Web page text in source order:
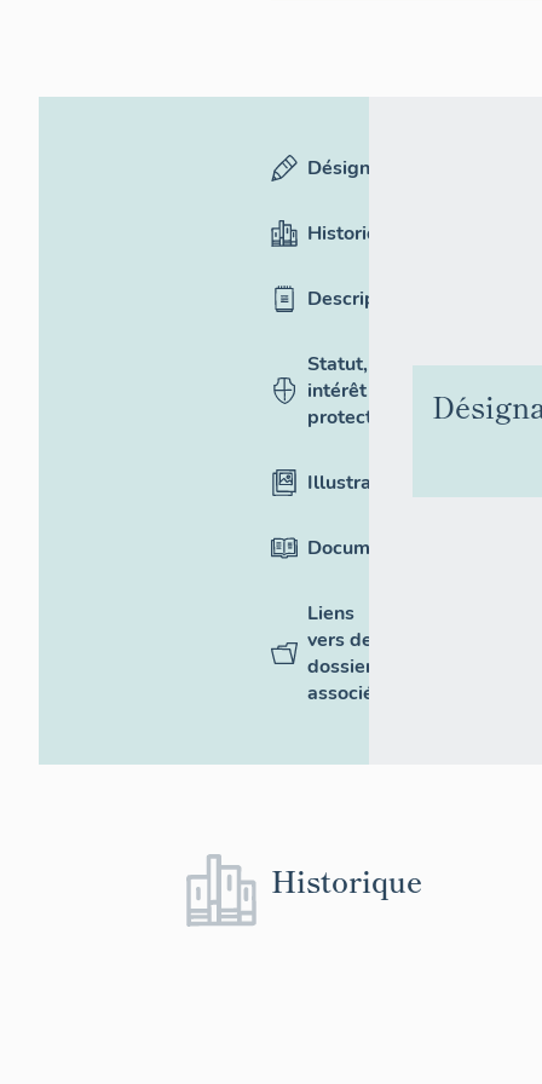
Désignation
Historique
Description
Statut,
intérêt et
protection
Illustrations
Documentation
Liens
vers des
dossiers
associés
Historique